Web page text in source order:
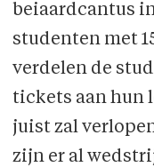
beiaardcantus
studenten met
verdelen de
tickets aan hun
juist zal
zijn er al